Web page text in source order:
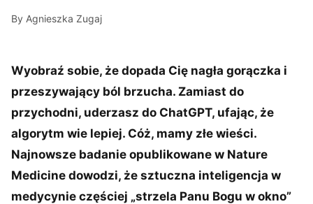
By Agnieszka Zugaj
Wyobraź sobie, że dopada Cię nagła gorączka i
przeszywający ból brzucha. Zamiast do
przychodni, uderzasz do ChatGPT, ufając, że
algorytm wie lepiej. Cóż, mamy złe wieści.
Najnowsze badanie opublikowane w Nature
Medicine dowodzi, że sztuczna inteligencja w
medycynie częściej „strzela Panu Bogu w okno”